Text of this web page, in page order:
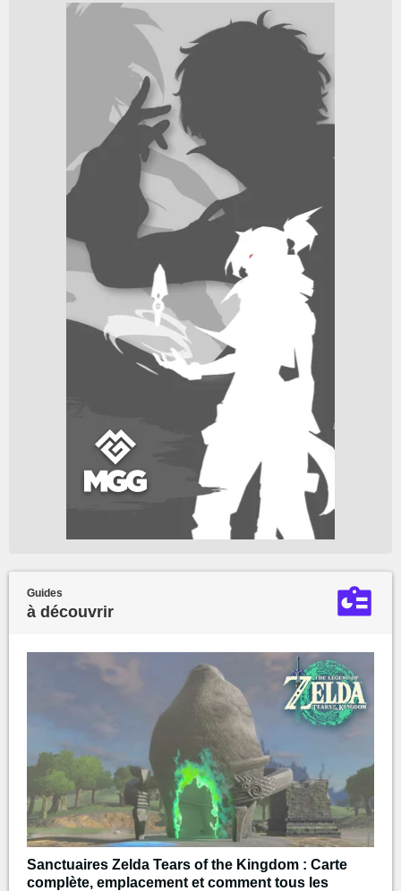
Guides
à découvrir
Sanctuaires Zelda Tears of the Kingdom : Carte
complète, emplacement et comment tous les